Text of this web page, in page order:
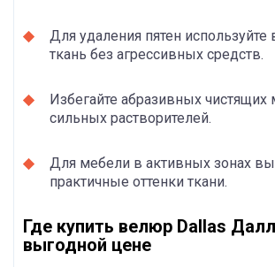
Для удаления пятен
ткань без агрессивных средств.
Избегайте абразивных чистящих
сильных растворителей.
Для мебели в активных зонах
практичные оттенки ткани.
Где купить велюр Dallas
выгодной цене